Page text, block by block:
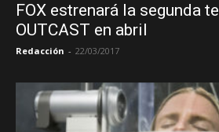
FOX estrenará la segunda
OUTCAST en abril
Redacción - 22/03/2017